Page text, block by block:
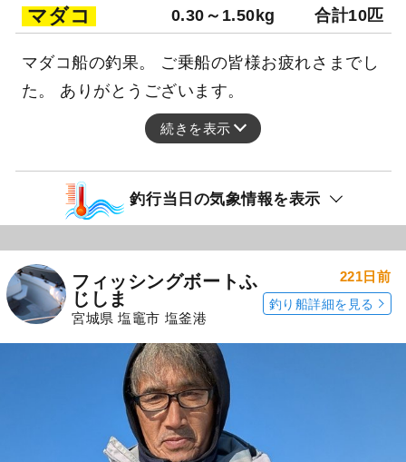
マダコ 0.30～1.50kg 合計10匹
マダコ船の釣果。 ご乗船の皆様お疲れさまでし
た。 ありがとうございます。
続きを表示
釣行当日の気象情報を表示
フィッシングボートふ
じしま
宮城県 塩竈市 塩釜港
221日前
釣り船詳細を見る